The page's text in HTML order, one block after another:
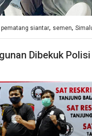
pematang siantar, semen,
Dibekuk Polisi